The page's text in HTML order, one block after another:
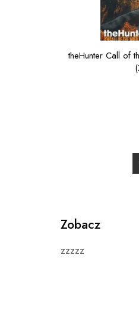
theHunter Call of
Zobacz
zzzzz